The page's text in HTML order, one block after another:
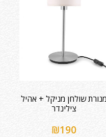
שולחן מניקל + אהיל
צילינדר
₪190